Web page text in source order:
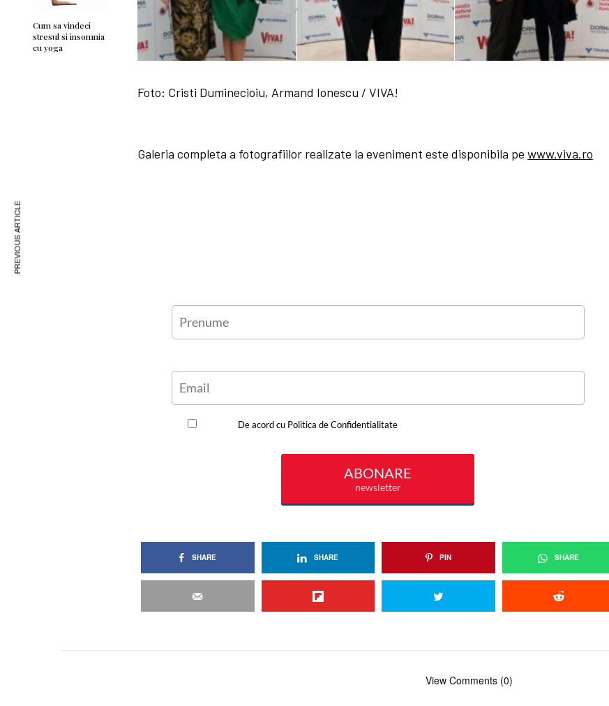
Cum sa vindeci
stresul si insomnia
cu yoga
Foto: Cristi Duminecioiu, Armand Ionescu / VIVA!
Galeria completa a fotografiilor realizate la eveniment este disponibila pewww.viva.ro
SHARE SHARE PIN SHARE
PREVIOUS ARTICLE
View Comments (0)